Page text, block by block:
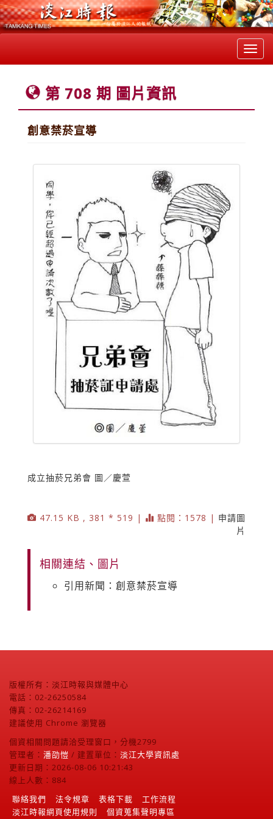
第 708 期 圖片資訊
創意禁菸宣導
成立抽菸兄弟會 圖／慶萱
47.15 KB , 381 * 519 | 點閱：1578 | 申請圖
片
相關連結、圖片
引用新聞：創意禁菸宣導
版權所有：淡江時報與媒體中心
電話：02-26250584
傳真：02-26214169
建議使用 Chrome 瀏覽器
個資相關問題請洽受理窗口，分機2799
管理者： 潘劭愷 / 建置單位： 淡江大學資訊處
更新日期：2026-08-06 10:21:43
線上人數：884
聯絡我們
法令規章 表格下載
工作流程
淡江時報網頁使用規則
個資蒐集聲明專區